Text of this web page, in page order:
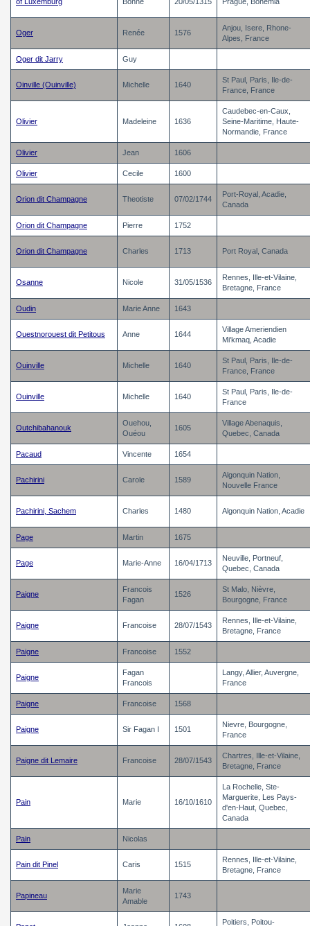
Oger Renée 1576
Anjou, Isere, Rhone-
Alpes, France
Oger dit Jarry Guy
Oinville (Ouinville) Michelle 1640
St Paul, Paris, Ile-de-
France, France
Olivier Madeleine 1636
Caudebec-en-Caux,
Seine-Maritime, Haute-
Normandie, France
Olivier Jean 1606
Olivier Cecile 1600
Orion dit Champagne Theotiste 07/02/1744
Port-Royal, Acadie,
Canada
Orion dit Champagne Pierre 1752
Orion dit Champagne Charles 1713 Port Royal, Canada
Osanne Nicole 31/05/1536
Rennes, Ille-et-Vilaine,
Bretagne, France
Oudin Marie Anne 1643
Ouestnorouest dit Petitous Anne 1644
Village Ameriendien
Mi'kmaq, Acadie
Ouinville Michelle 1640
St Paul, Paris, Ile-de-
France, France
Ouinville Michelle 1640
St Paul, Paris, Ile-de-
France
Outchibahanouk
Ouehou,
Ouéou
1605
Village Abenaquis,
Quebec, Canada
Pacaud Vincente 1654
Pachirini Carole 1589
Algonquin Nation,
Nouvelle France
Pachirini, Sachem Charles 1480 Algonquin Nation, Acadie
Page Martin 1675
Page Marie-Anne 16/04/1713
Neuville, Portneuf,
Quebec, Canada
Paigne
Francois
Fagan
1526
St Malo, Nièvre,
Bourgogne, France
Paigne Francoise 28/07/1543
Rennes, Ille-et-Vilaine,
Bretagne, France
Paigne Francoise 1552
Paigne
Fagan
Francois
Langy, Allier, Auvergne,
France
Paigne Francoise 1568
Paigne Sir Fagan I 1501
Nievre, Bourgogne,
France
Paigne dit Lemaire Francoise 28/07/1543
Chartres, Ille-et-Vilaine,
Bretagne, France
Pain Marie 16/10/1610
La Rochelle, Ste-
Marguerite, Les Pays-
d'en-Haut, Quebec,
Canada
Pain Nicolas
Pain dit Pinel Caris 1515
Rennes, Ille-et-Vilaine,
Bretagne, France
Papineau
Marie
Amable
1743
Poitiers, Poitou-